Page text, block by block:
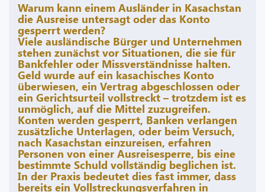
Warum kann einem Ausländer in Kasachstan
die Ausreise untersagt oder das Konto
gesperrt werden?
Viele ausländische Bürger und Unternehmen
stehen zunächst vor Situationen, die sie für
Bankfehler oder Missverständnisse halten.
Geld wurde auf ein kasachisches Konto
überwiesen, ein Vertrag abgeschlossen oder
ein Gerichtsurteil vollstreckt – trotzdem ist es
unmöglich, auf die Mittel zuzugreifen.
Konten werden gesperrt, Banken verlangen
zusätzliche Unterlagen, oder beim Versuch,
nach Kasachstan einzureisen, erfahren
Personen von einer Ausreisesperre, bis eine
bestimmte Schuld vollständig beglichen ist.
In der Praxis bedeutet dies fast immer, dass
bereits ein Vollstreckungsverfahren in